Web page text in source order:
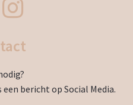
bericht op Social Media.